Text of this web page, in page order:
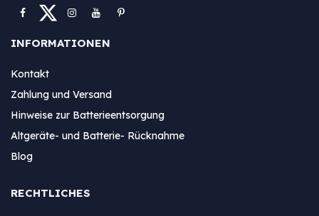
INFORMATIONEN
Kontakt
Zahlung und Versand
Hinweise zur Batterieentsorgung
Altgeräte- und Batterie- Rücknahme
Blog
RECHTLICHES